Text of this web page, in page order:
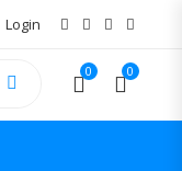
Login
0 0